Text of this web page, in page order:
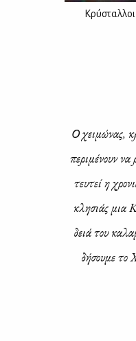
Ο χει­μώ­νας,
πε­ρι­μέ­νουν
τευ­τεί η
κλη­σιάς μια
δειά του
δή­σου­με το